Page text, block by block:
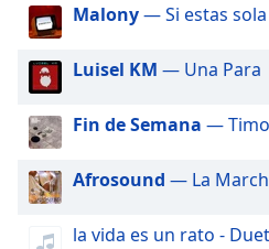
modal
window.
Beginning
dialog
window.
Escape
Malony— Si estas sola
Luisel KM — Una Para
Fin de Semana —
Afrosound — La
la vida es un rato -